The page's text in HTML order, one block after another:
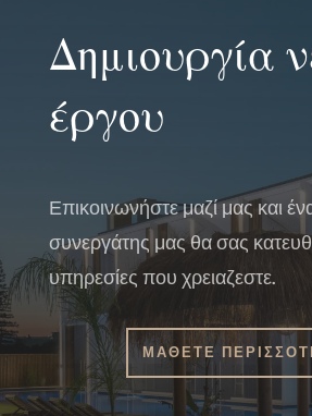
Δημιουργία
έργου
Επικοινωνήστε μαζί μας και
συνεργάτης μας θα σας
υπηρεσίες που χρειαζεστε.
ΜΑΘΕΤΕ